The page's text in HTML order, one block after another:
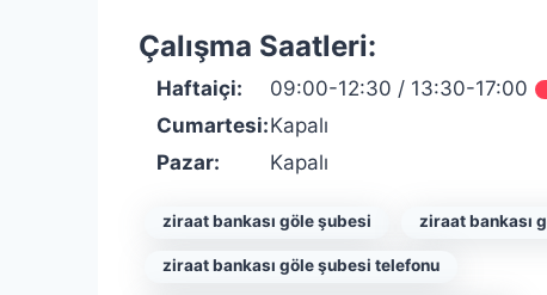
Çalışma Saatleri:
Haftaiçi: 09:00-12:30 / 13:30-17:00
Cumartesi:Kapalı
Pazar:
Kapalı
ziraat bankası göle şubesi ziraat bankası
ziraat bankası göle şubesi telefonu